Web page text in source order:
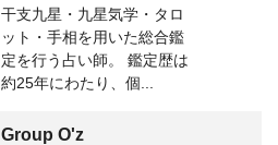
干支九星・九星気学・タロ
ット・手相を用いた総合鑑
定を行う占い師。 鑑定歴は
約25年にわたり、個...
Group O'z